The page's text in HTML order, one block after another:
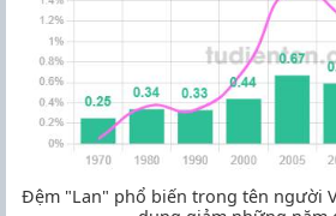
Đệm "Lan" phổ biến trong tên người